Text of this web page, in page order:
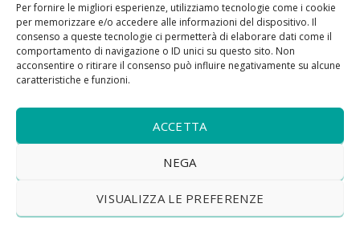
Per fornire le migliori esperienze, utilizziamo tecnologie come i cookie
per memorizzare e/o accedere alle informazioni del dispositivo. Il
consenso a queste tecnologie ci permetterà di elaborare dati come il
comportamento di navigazione o ID unici su questo sito. Non
acconsentire o ritirare il consenso può influire negativamente su alcune
caratteristiche e funzioni.
ACCETTA
NEGA
VISUALIZZA LE PREFERENZE
Vuoi vendere la tua auto?
Quali sono i vantaggi del noleggio lungo termine?
Come posso finanziare l'auto?
RESTIAMO IN CONTATTO
Design byYESSE Agency– visita il sito